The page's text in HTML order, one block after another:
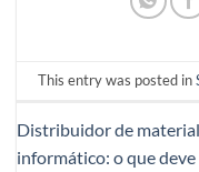
This entry was posted in
Distribuidor de material
informático: o que deve